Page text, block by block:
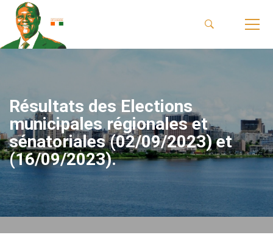
Résultats des Elections
municipales régionales et
sénatoriales (02/09/2023) et
(16/09/2023).